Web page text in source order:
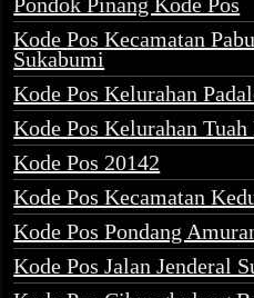
Kode Pos Kecamatan
Sukabumi
Kode Pos Kelurahan
Kode Pos Kelurahan Tuah
Kode Pos 20142
Kode Pos Kecamatan
Kode Pos Pondang
Kode Pos Jalan Jenderal